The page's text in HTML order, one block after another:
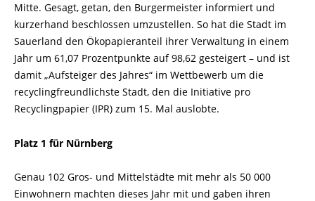
Mitte. Gesagt, getan, den Burgermeister informiert und
kurzerhand beschlossen umzustellen. So hat die Stadt im
Sauerland den Ökopapieranteil ihrer Verwaltung in einem
Jahr um 61,07 Prozentpunkte auf 98,62 gesteigert – und ist
damit „Aufsteiger des Jahres“ im Wettbewerb um die
recyclingfreundlichste Stadt, den die Initiative pro
Recyclingpapier (IPR) zum 15. Mal auslobte.
Platz 1 für Nürnberg
Genau 102 Gros- und Mittelstädte mit mehr als 50 000
Einwohnern machten dieses Jahr mit und gaben ihren